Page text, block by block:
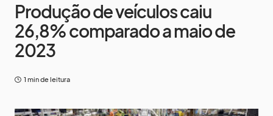
Produção de veículos caiu
26,8% comparado a maio de
2023
1 min de leitura